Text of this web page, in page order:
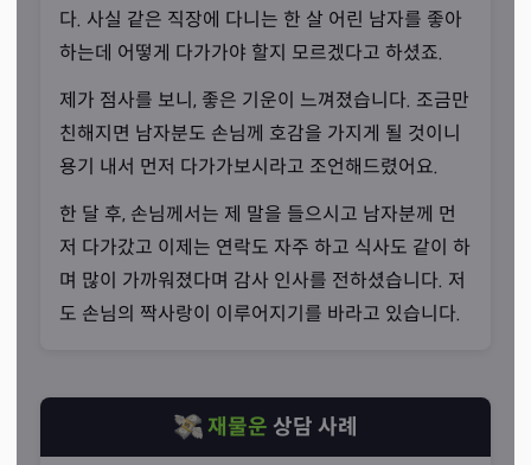
당신에 대해 미리 파악합니다
“저는 다 알 수 있습니다.”
선생님께서는 부채를 꼭 쥐고 상담하시는데, 이는 점사를
볼 때 더욱 많은 이야기를 듣고 들려드리기 위해서라고 말
씀하셨습니다. 손님께서 오시기 전 선몽과 지기를 받으시는
경우도 많다고 해요.
다. 사실 같은 직장에 다니는 한 살 어린 남자를 좋아
하는데 어떻게 다가가야 할지 모르겠다고 하셨죠.
제가 점사를 보니, 좋은 기운이 느껴졌습니다. 조금만
친해지면 남자분도 손님께 호감을 가지게 될 것이니
용기 내서 먼저 다가가보시라고 조언해드렸어요.
한 달 후, 손님께서는 제 말을 들으시고 남자분께 먼
저 다가갔고 이제는 연락도 자주 하고 식사도 같이 하
며 많이 가까워졌다며 감사 인사를 전하셨습니다. 저
도 손님의 짝사랑이 이루어지기를 바라고 있습니다.
재물운 상담 사례